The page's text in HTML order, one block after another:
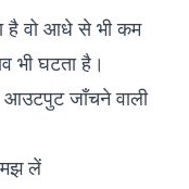
है वो आधे से भी कम
भी घटता है।
आउटपुट जाँचने वाली
लें